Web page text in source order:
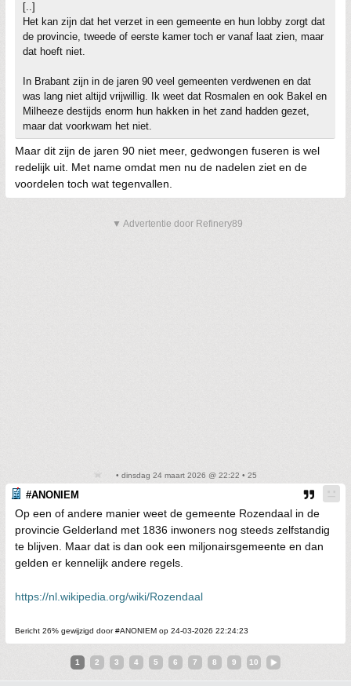
[..]
Het kan zijn dat het verzet in een gemeente en hun lobby zorgt dat
de provincie, tweede of eerste kamer toch er vanaf laat zien, maar
dat hoeft niet.
In Brabant zijn in de jaren 90 veel gemeenten verdwenen en dat
was lang niet altijd vrijwillig. Ik weet dat Rosmalen en ook Bakel en
Milheeze destijds enorm hun hakken in het zand hadden gezet,
maar dat voorkwam het niet.
Maar dit zijn de jaren 90 niet meer, gedwongen fuseren is wel
redelijk uit. Met name omdat men nu de nadelen ziet en de
voordelen toch wat tegenvallen.
▼ Advertentie door Refinery89
• dinsdag 24 maart 2026 @ 22:22 • 25
#ANONIEM
Op een of andere manier weet de gemeente Rozendaal in de
provincie Gelderland met 1836 inwoners nog steeds zelfstandig
te blijven. Maar dat is dan ook een miljonairsgemeente en dan
gelden er kennelijk andere regels.
https://nl.wikipedia.org/wiki/Rozendaal
Bericht 26% gewijzigd door #ANONIEM op 24-03-2026 22:24:23
1 2 3 4 5 6 7 8 9 10